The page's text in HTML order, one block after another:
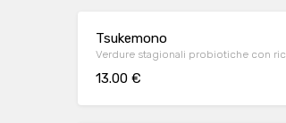
Tsukemono
Verdure stagionali probiotiche con
13.00 €